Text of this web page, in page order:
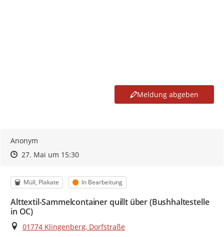
Meldung abgeben
Anonym
Zeitpunkt des Erstellens
Zeitpunkt des Erstellens
27. Mai um 15:30Zur Äußerung
Kategorie
Müll, Plakate Status
In Bearbeitung
Alttextil-Sammelcontainer quillt über (Bushhaltestelle
in OC)
Ort
01774 Klingenberg, Dorfstraße